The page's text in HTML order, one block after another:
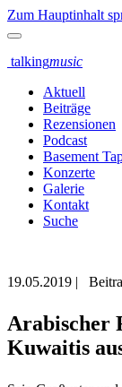
Zum Hauptinhalt
talkingmusic
Aktuell
Beiträge
Rezensionen
Podcast
Basement
Konzerte
Galerie
Kontakt
Suche
19.05.2019 |
Arabischer
Kuwaitis